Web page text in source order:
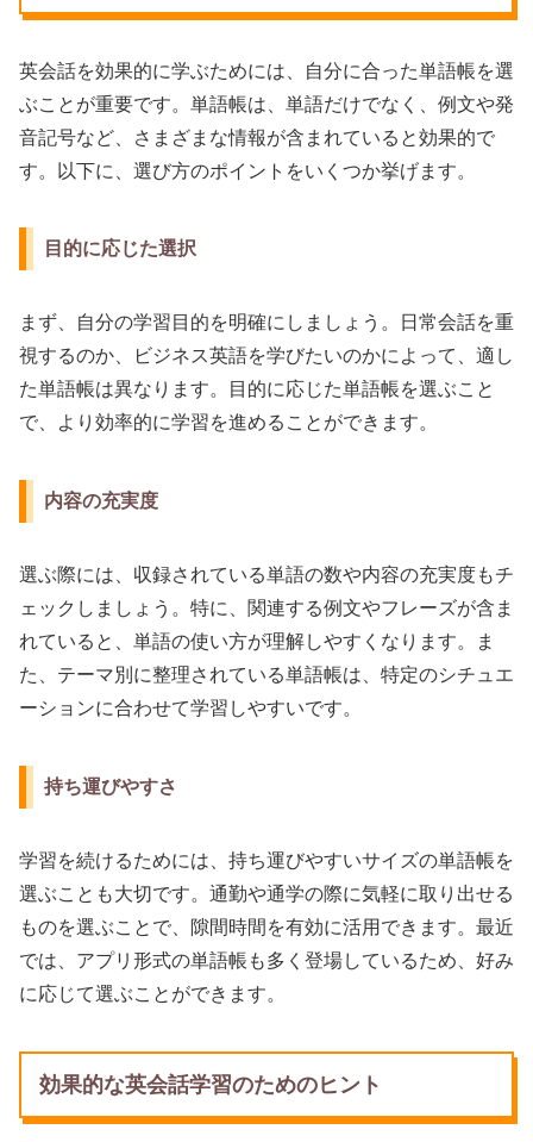
英会話を効果的に学ぶためには、自分に合った単語帳を選
ぶことが重要です。単語帳は、単語だけでなく、例文や発
音記号など、さまざまな情報が含まれていると効果的で
す。以下に、選び方のポイントをいくつか挙げます。
目的に応じた選択
まず、自分の学習目的を明確にしましょう。日常会話を重
視するのか、ビジネス英語を学びたいのかによって、適し
た単語帳は異なります。目的に応じた単語帳を選ぶこと
で、より効率的に学習を進めることができます。
内容の充実度
選ぶ際には、収録されている単語の数や内容の充実度もチ
ェックしましょう。特に、関連する例文やフレーズが含ま
れていると、単語の使い方が理解しやすくなります。ま
た、テーマ別に整理されている単語帳は、特定のシチュエ
ーションに合わせて学習しやすいです。
持ち運びやすさ
学習を続けるためには、持ち運びやすいサイズの単語帳を
選ぶことも大切です。通勤や通学の際に気軽に取り出せる
ものを選ぶことで、隙間時間を有効に活用できます。最近
では、アプリ形式の単語帳も多く登場しているため、好み
に応じて選ぶことができます。
効果的な英会話学習のためのヒント